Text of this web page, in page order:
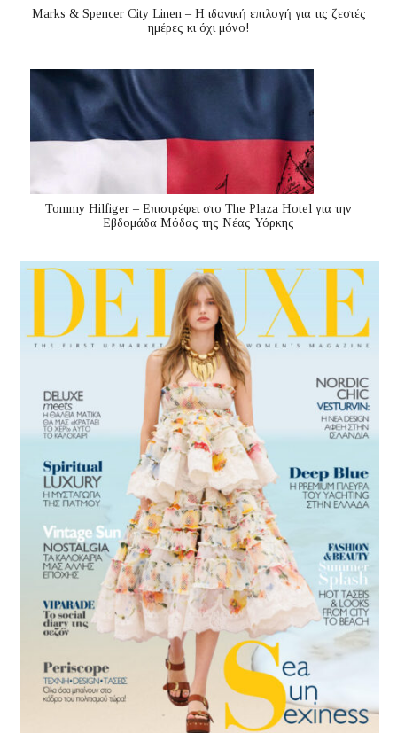
Marks & Spencer City Linen – Η ιδανική επιλογή για τις ζεστές
ημέρες κι όχι μόνο!
Tommy Hilfiger – Επιστρέφει στο The Plaza Hotel για την
Εβδομάδα Μόδας της Νέας Υόρκης